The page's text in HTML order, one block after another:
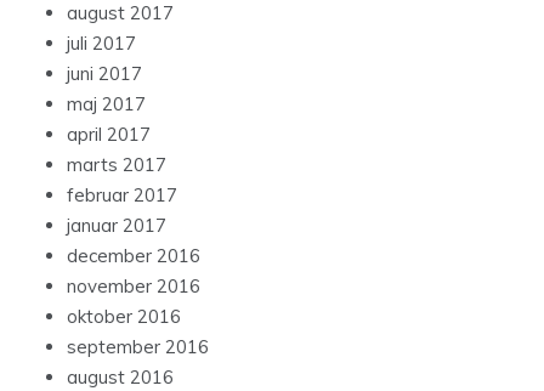
august 2017
juli 2017
juni 2017
maj 2017
april 2017
marts 2017
februar 2017
januar 2017
december 2016
november 2016
oktober 2016
september 2016
august 2016